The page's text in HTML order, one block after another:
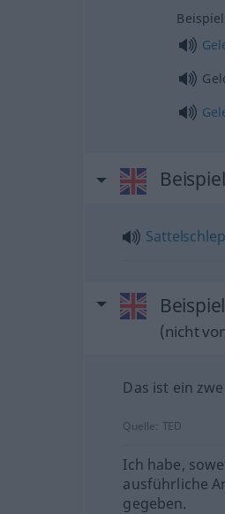
(nicht
Das ist ein
Quelle: TED
Ich habe,
ausführliche
gegeben.